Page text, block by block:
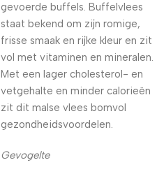
gevoerde buffels. Buffelvlees
staat bekend om zijn romige,
frisse smaak en rijke kleur en zit
vol met vitaminen en mineralen.
Met een lager cholesterol- en
vetgehalte en minder calorieën
zit dit malse vlees bomvol
gezondheidsvoordelen.
Gevogelte